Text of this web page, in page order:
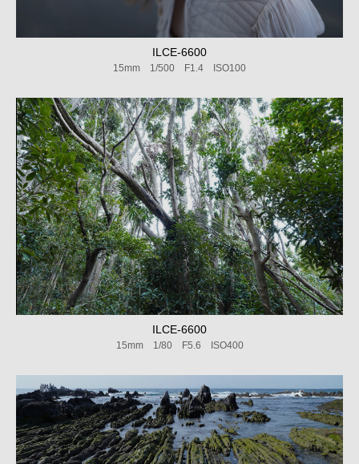
ILCE-6600
15mm 1/500 F1.4 ISO100
ILCE-6600
15mm 1/80 F5.6 ISO400